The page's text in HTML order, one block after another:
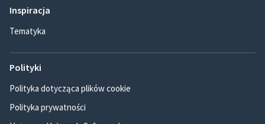
Inspiracja
Tematyka
Polityki
Polityka dotycząca plików cookie
Polityka prywatności